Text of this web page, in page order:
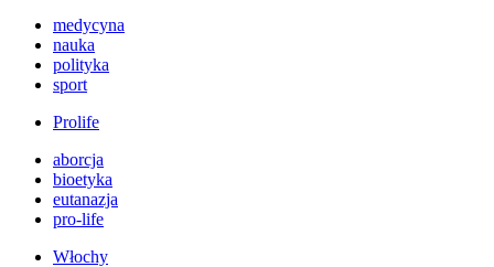
medycyna
nauka
polityka
sport
Prolife
aborcja
bioetyka
eutanazja
pro-life
Włochy